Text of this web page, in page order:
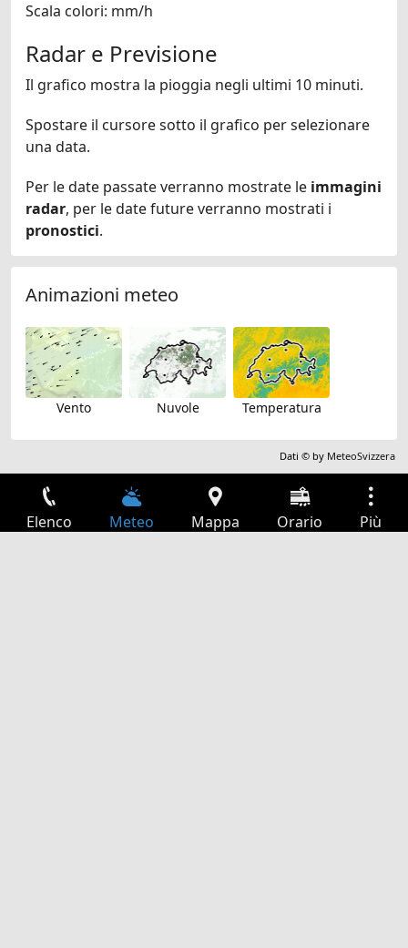
Scala colori: mm/h
Radar e Previsione
Il grafico mostra la pioggia negli ultimi 10 minuti.
Spostare il cursore sotto il grafico per selezionare
una data.
Per le date passate verranno mostrate le immagini
radar, per le date future verranno mostrati i
pronostici.
Animazioni meteo
Vento Nuvole Temperatura
Dati © by MeteoSvizzera
Elenco Meteo Mappa Orario Più